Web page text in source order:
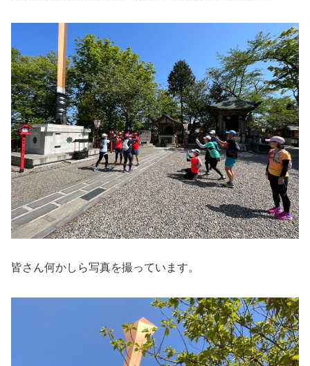
皆さん何かしら写真を撮っています。